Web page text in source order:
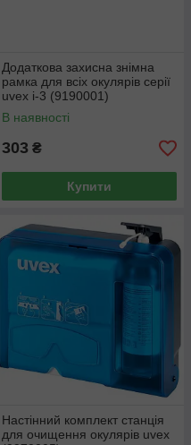
Додаткова захисна знімна
рамка для всіх окулярів серії
uvex i-3 (9190001)
В наявності
303 ₴
Купити
Настінний комплект станція
для очищення окулярів uvex